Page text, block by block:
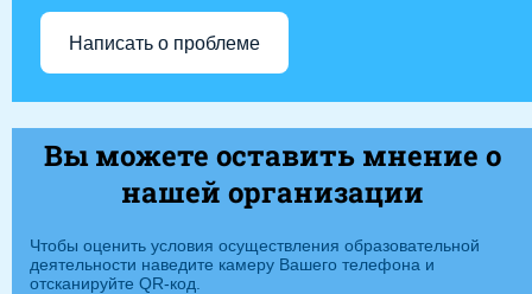
Написать о проблеме
Вы можете оставить мнение о
нашей организации
Чтобы оценить условия осуществления образовательной
деятельности наведите камеру Вашего телефона и
отсканируйте QR-код.